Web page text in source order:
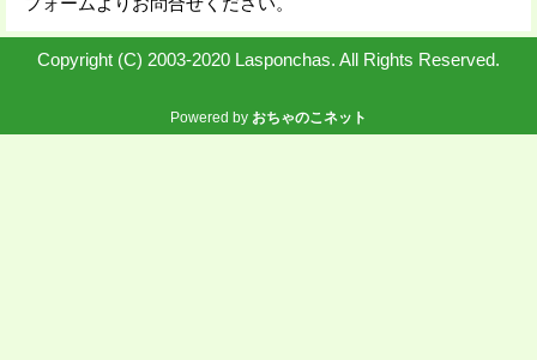
Copyright (C) 2003-2020 Lasponchas. All Rights Reserved.
Powered by おちゃのこネット